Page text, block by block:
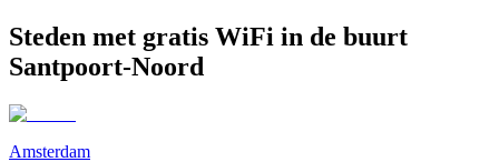
Steden met gratis WiFi in de buurt
Santpoort-Noord
Amsterdam